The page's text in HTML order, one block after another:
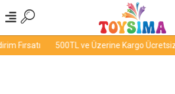
Fırsatı 500TL ve Üzerine Kargo Ücretsiz!